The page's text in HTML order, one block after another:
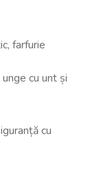
farfurie
cu unt și
cu